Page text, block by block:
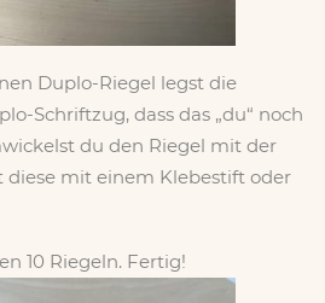
Duplo-Riegel legst die
Schriftzug, dass das „du“ noch
du den Riegel mit der
diese mit einem Klebestift oder
10 Riegeln. Fertig!